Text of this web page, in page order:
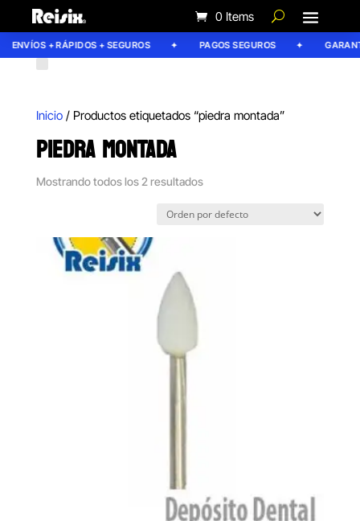
0 Items
ENVÍOS + RÁPIDOS + SEGUROS PAGOS SEGUROS
Inicio/ Productos etiquetados “piedra montada”
PIEDRA MONTADA
Mostrando todos los 2 resultados